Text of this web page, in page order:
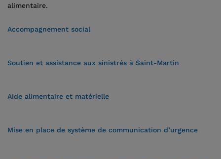
alimentaire.
Accompagnement social
Soutien et assistance aux sinistrés à Saint-Martin
Aide alimentaire et matérielle
Mise en place de système de communication d’urgence